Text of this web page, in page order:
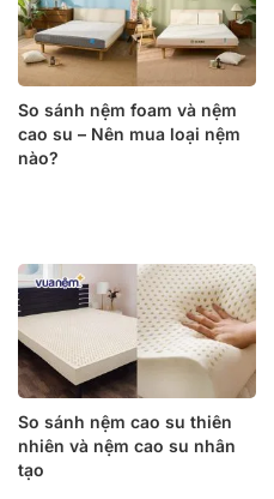
So sánh nệm foam và nệm
cao su – Nên mua loại nệm
nào?
So sánh nệm cao su thiên
nhiên và nệm cao su nhân
tạo